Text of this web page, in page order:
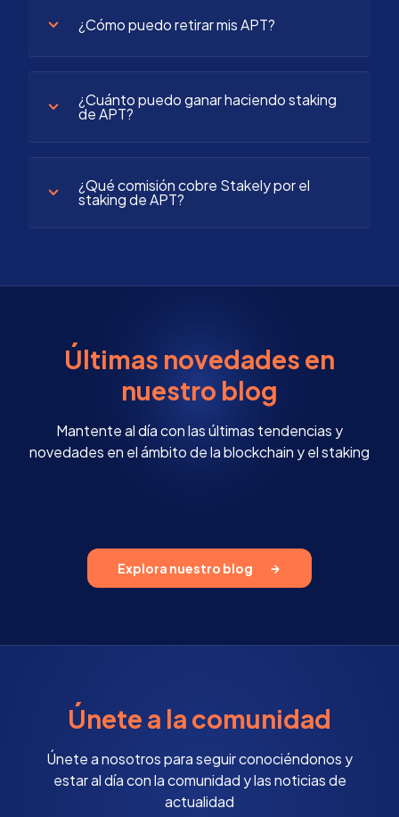
¿Cómo puedo retirar mis APT?
¿Cuánto puedo ganar haciendo staking
de APT?
¿Qué comisión cobre Stakely por el
staking de APT?
Últimas novedades en
nuestro blog
Mantente al día con las últimas tendencias y
novedades en el ámbito de la blockchain y el staking
Explora nuestro blog
Únete a la comunidad
Únete a nosotros para seguir conociéndonos y
estar al día con la comunidad y las noticias de
actualidad